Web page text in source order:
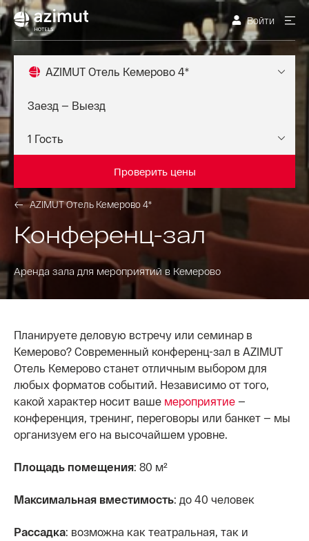
Войти
AZIMUT Отель Кемерово 4*
Проверить цены
AZIMUT Отель Кемерово 4*
Конференц-зал
Аренда зала для мероприятий в Кемерово
Планируете деловую встречу или семинар в
Кемерово? Современный конференц-зал в AZIMUT
Отель Кемерово станет отличным выбором для
любых форматов событий. Независимо от того,
какой характер носит ваше мероприятие —
конференция, тренинг, переговоры или банкет — мы
организуем его на высочайшем уровне.
Площадь помещения: 80 м²
Максимальная вместимость: до 40 человек
Рассадка: возможна как театральная, так и